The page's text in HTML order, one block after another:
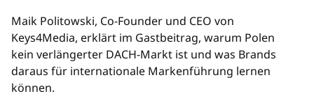
Maik Politowski, Co-Founder und CEO von
Keys4Media, erklärt im Gastbeitrag, warum Polen
kein verlängerter DACH-Markt ist und was Brands
daraus für internationale Markenführung lernen
können.